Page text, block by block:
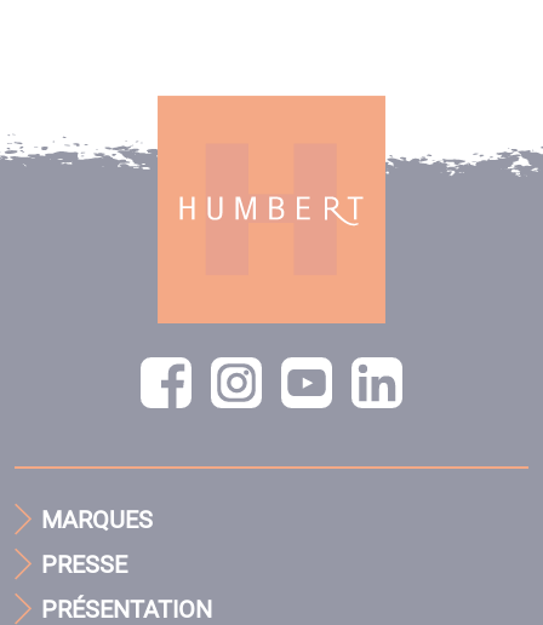
MARQUES
PRESSE
PRÉSENTATION